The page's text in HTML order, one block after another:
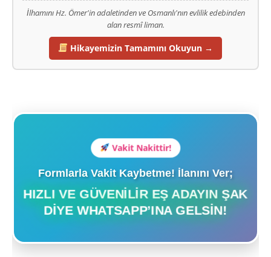
İlhamını Hz. Ömer'in adaletinden ve Osmanlı'nın evlilik edebinden
alan resmî liman.
Hikayemizin Tamamını Okuyun →
Vakit Nakittir!
Formlarla Vakit Kaybetme! İlanını Ver;
HIZLI VE GÜVENILIR EŞ ADAYIN ŞAK
DIYE WHATSAPP’INA GELSIN!